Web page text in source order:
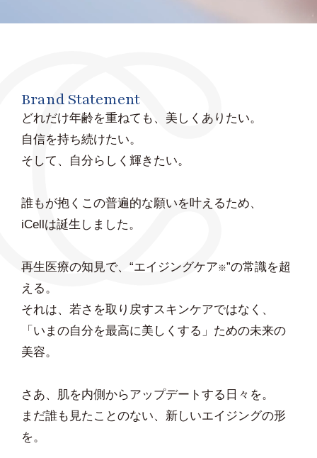
Brand Statement
どれだけ年齢を重ねても、美しくありたい。
自信を持ち続けたい。
そして、自分らしく輝きたい。
誰もが抱くこの普遍的な願いを叶えるため、
iCellは誕生しました。
再生医療の知見で、“エイジングケア※”の常識を超
える。
それは、若さを取り戻すスキンケアではなく、
「いまの自分を最高に美しくする」ための未来の
美容。
さあ、肌を内側からアップデートする日々を。
まだ誰も見たことのない、新しいエイジングの形
を。